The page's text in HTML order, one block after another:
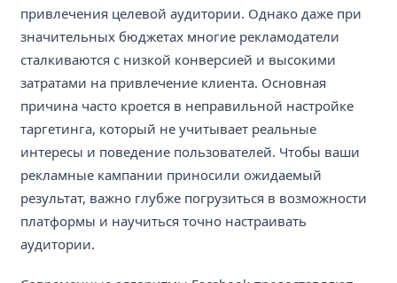
привлечения целевой аудитории. Однако даже при
значительных бюджетах многие рекламодатели
сталкиваются с низкой конверсией и высокими
затратами на привлечение клиента. Основная
причина часто кроется в неправильной настройке
таргетинга, который не учитывает реальные
интересы и поведение пользователей. Чтобы ваши
рекламные кампании приносили ожидаемый
результат, важно глубже погрузиться в возможности
платформы и научиться точно настраивать
аудитории.